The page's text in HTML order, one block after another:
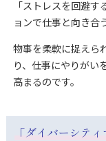
「ストレスを回避
ョンで仕事と向き合
物事を柔軟に捉えら
り、仕事にやりがい
高まるのです。
「ダイバーシテ